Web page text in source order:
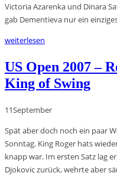
Victoria Azarenka und Dinara
gab Dementieva nur ein
weiterlesen
US Open 2007 –
King of Swing
11September
Spät aber doch noch ein paar
Sonntag. King Roger hats
knapp war. Im ersten Satz lag
Djokovic zurück, wehrte aber